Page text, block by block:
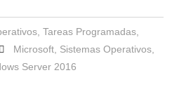
, Tareas Programadas,
Microsoft, Sistemas Operativos,
Server 2016